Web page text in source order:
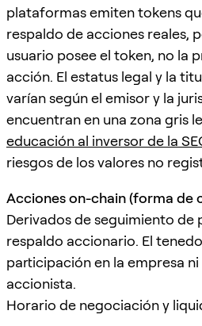
plataformas emiten tokens
respaldo de acciones reales,
usuario posee el token, no la
acción. El estatus legal y la
varían según el emisor y la
encuentran en una zona gris
educación al inversor de la
riesgos de los valores no
Acciones on-chain (forma de
Derivados de seguimiento de
respaldo accionario. El
participación en la empresa
accionista.
Horario de negociación y